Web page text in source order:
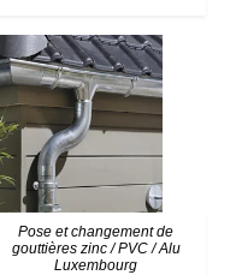
Pose et changement de
gouttières zinc / PVC / Alu
Luxembourg